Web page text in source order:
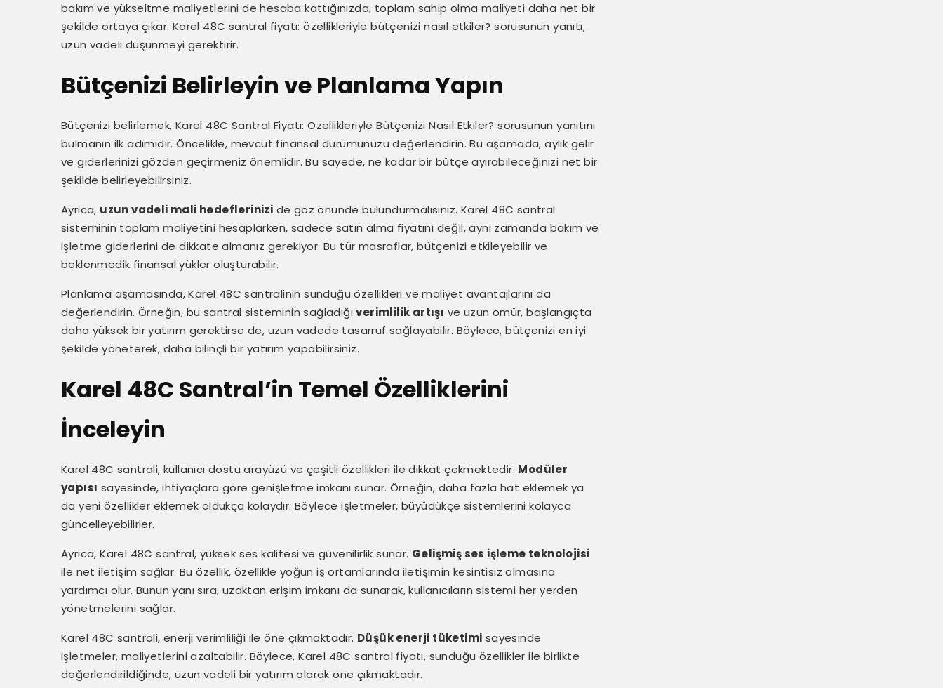
bakım ve yükseltme maliyetlerini de hesaba kattığınızda, toplam sahip olma maliyeti daha net bir
şekilde ortaya çıkar. Karel 48C santral fiyatı: özellikleriyle bütçenizi nasıl etkiler? sorusunun yanıtı,
uzun vadeli düşünmeyi gerektirir.
Bütçenizi Belirleyin ve Planlama Yapın
Bütçenizi belirlemek, Karel 48C Santral Fiyatı: Özellikleriyle Bütçenizi Nasıl Etkiler? sorusunun yanıtını
bulmanın ilk adımıdır. Öncelikle, mevcut finansal durumunuzu değerlendirin. Bu aşamada, aylık gelir
ve giderlerinizi gözden geçirmeniz önemlidir. Bu sayede, ne kadar bir bütçe ayırabileceğinizi net bir
şekilde belirleyebilirsiniz.
Ayrıca, uzun vadeli mali hedeflerinizi de göz önünde bulundurmalısınız. Karel 48C santral
sisteminin toplam maliyetini hesaplarken, sadece satın alma fiyatını değil, aynı zamanda bakım ve
işletme giderlerini de dikkate almanız gerekiyor. Bu tür masraflar, bütçenizi etkileyebilir ve
beklenmedik finansal yükler oluşturabilir.
Planlama aşamasında, Karel 48C santralinin sunduğu özellikleri ve maliyet avantajlarını da
değerlendirin. Örneğin, bu santral sisteminin sağladığıverimlilik artışı ve uzun ömür, başlangıçta
daha yüksek bir yatırım gerektirse de, uzun vadede tasarruf sağlayabilir. Böylece, bütçenizi en iyi
şekilde yöneterek, daha bilinçli bir yatırım yapabilirsiniz.
Karel 48C Santral’in Temel Özelliklerini
İnceleyin
Karel 48C santrali, kullanıcı dostu arayüzü ve çeşitli özellikleri ile dikkat çekmektedir. Modüler
yapısı sayesinde, ihtiyaçlara göre genişletme imkanı sunar. Örneğin, daha fazla hat eklemek ya
da yeni özellikler eklemek oldukça kolaydır. Böylece işletmeler, büyüdükçe sistemlerini kolayca
güncelleyebilirler.
Ayrıca, Karel 48C santral, yüksek ses kalitesi ve güvenilirlik sunar. Gelişmiş ses işleme teknolojisi
ile net iletişim sağlar. Bu özellik, özellikle yoğun iş ortamlarında iletişimin kesintisiz olmasına
yardımcı olur. Bunun yanı sıra, uzaktan erişim imkanı da sunarak, kullanıcıların sistemi her yerden
yönetmelerini sağlar.
Karel 48C santrali, enerji verimliliği ile öne çıkmaktadır. Düşük enerji tüketimi sayesinde
işletmeler, maliyetlerini azaltabilir. Böylece, Karel 48C santral fiyatı, sunduğu özellikler ile birlikte
değerlendirildiğinde, uzun vadeli bir yatırım olarak öne çıkmaktadır.